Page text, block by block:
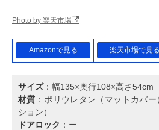
Photo by 楽天市場
Amazonで見る 楽天市場で見る
サイズ：幅135×奥行108×高さ54cm
材質 ：ポリウレタン（マットカバ
ション）
ドアロック ：ー